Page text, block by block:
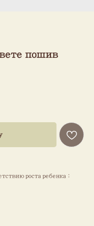
пошив
роста ребенка :